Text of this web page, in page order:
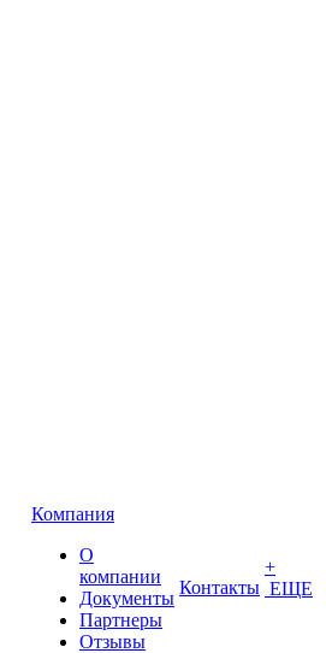
Компания
О
компании
Документы
Партнеры
Отзывы
Контакты
+
ЕЩЕ